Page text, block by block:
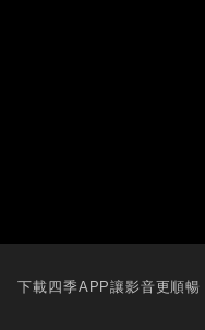
下載四季APP讓影音更順暢